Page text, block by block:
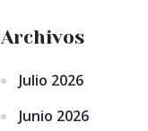
Archivos
Julio 2026
Junio 2026